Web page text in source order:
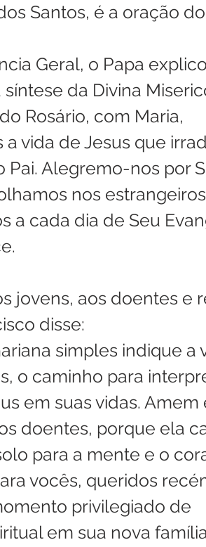
Santos, é a oração
Geral, o Papa
síntese da Divina
Rosário, com Maria,
vida de Jesus que
Pai. Alegremo-nos por
nos
a cada dia de Seu
jovens, aos doentes e
disse:
simples indique a
o caminho para
em suas vidas. Amem
doentes, porque ela
para a mente e o
vocês, queridos
privilegiado de
em sua nova